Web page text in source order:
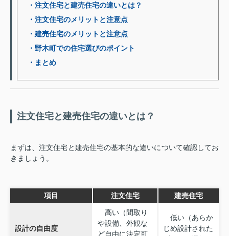
・注文住宅と建売住宅の違いとは？
・注文住宅のメリットと注意点
・建売住宅のメリットと注意点
・野木町での住宅選びのポイント
・まとめ
注文住宅と建売住宅の違いとは？
まずは、注文住宅と建売住宅の基本的な違いについて確認してお
きましょう。
項目 注文住宅 建売住宅
設計の自由度
高い（間取り
や設備、外観な
ど自由に決定可
低い（あらか
じめ設計された